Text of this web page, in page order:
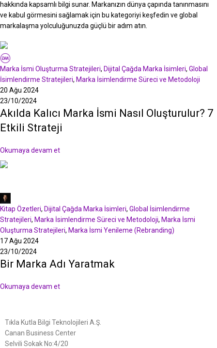
hakkında kapsamlı bilgi sunar. Markanızın dünya çapında tanınmasını
ve kabul görmesini sağlamak için bu kategoriyi keşfedin ve global
markalaşma yolculuğunuzda güçlü bir adım atın.
Marka İsmi Oluşturma Stratejileri, Dijital Çağda Marka İsimleri, Global
İsimlendirme Stratejileri, Marka İsimlendirme Süreci ve Metodoloji
20 Ağu 2024
23/10/2024
Akılda Kalıcı Marka İsmi Nasıl Oluşturulur? 7
Etkili Strateji
Okumaya devam et
Kitap Özetleri, Dijital Çağda Marka İsimleri, Global İsimlendirme
Stratejileri, Marka İsimlendirme Süreci ve Metodoloji, Marka İsmi
Oluşturma Stratejileri, Marka İsmi Yenileme (Rebranding)
17 Ağu 2024
23/10/2024
Bir Marka Adı Yaratmak
Okumaya devam et
Tıkla Kutla Bilgi Teknolojileri A.Ş.
Canan Business Center
Selvili Sokak No:4/20